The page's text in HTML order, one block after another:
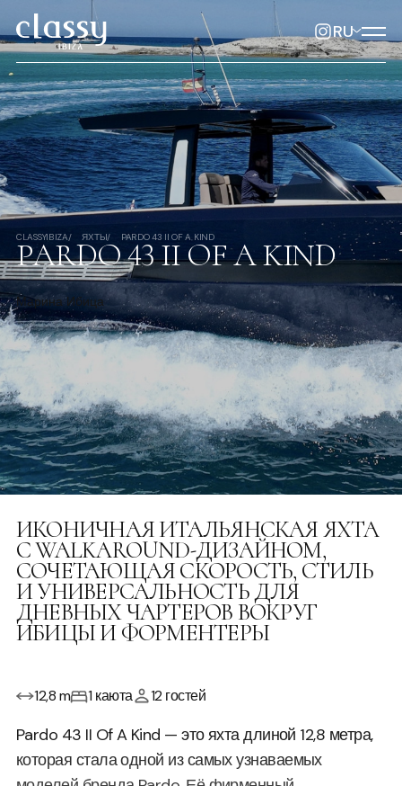
RU
CLASSYIBIZA ЯХТЫ PARDO 43 II OF A KIND
PARDO 43 II OF A KIND
Марина Ибица
ИКОНИЧНАЯ ИТАЛЬЯНСКАЯ ЯХТА
С WALKAROUND-ДИЗАЙНОМ,
СОЧЕТАЮЩАЯ СКОРОСТЬ, СТИЛЬ
И УНИВЕРСАЛЬНОСТЬ ДЛЯ
ДНЕВНЫХ ЧАРТЕРОВ ВОКРУГ
ИБИЦЫ И ФОРМЕНТЕРЫ
12,8 m 1 каюта 12 гостей
Pardo 43 II Of A Kind — это яхта длиной 12,8 метра,
которая стала одной из самых узнаваемых